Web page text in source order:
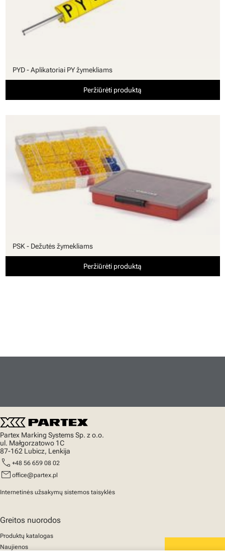
PYD - Aplikatoriai PY žymekliams
Peržiūrėti produktą
PSK - Dežutės žymekliams
Peržiūrėti produktą
Partex Marking Systems Sp. z o.o.
ul. Małgorzatowo 1C
87-162 Lubicz, Lenkija
call +48 56 659 08 02
mail office@partex.pl
Internetinės užsakymų sistemos taisyklės
Greitos nuorodos
Produktų katalogas
Naujienos